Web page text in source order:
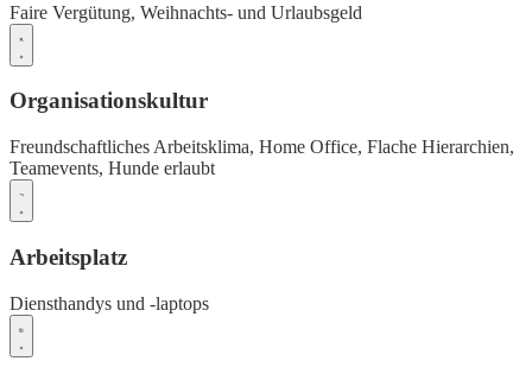
Faire Vergütung, Weihnachts- und Urlaubsgeld
Organisationskultur
Freundschaftliches Arbeitsklima, Home Office, Flache Hierarchien,
Teamevents, Hunde erlaubt
Arbeitsplatz
Diensthandys und -laptops